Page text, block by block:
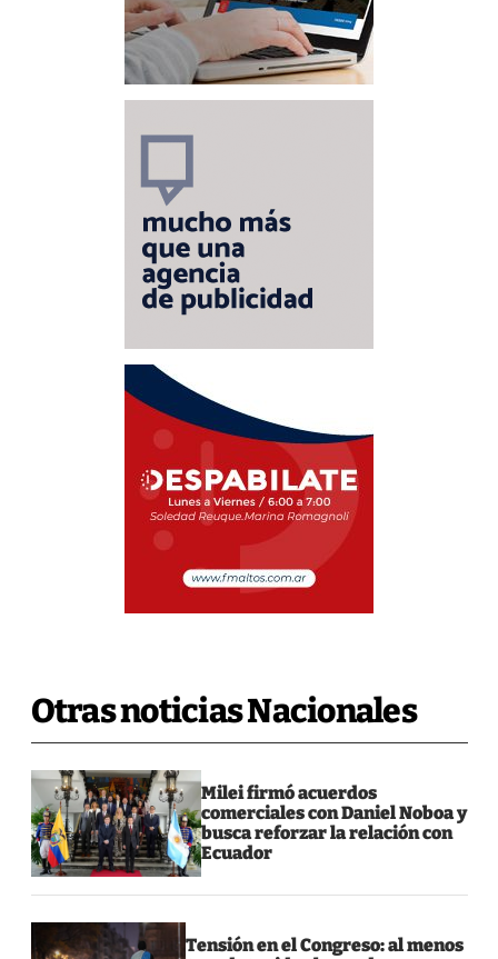
Otras noticias Nacionales
Milei firmó acuerdos
comerciales con Daniel Noboa y
busca reforzar la relación con
Ecuador
Tensión en el Congreso: al menos